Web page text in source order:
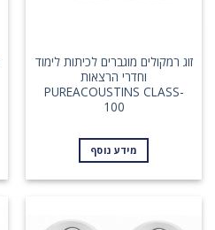
זוג רמקולים מוגברים לכיתות לימוד
וחדרי הרצאות
PUREACOUSTINS CLASS-
100
מידע נוסף